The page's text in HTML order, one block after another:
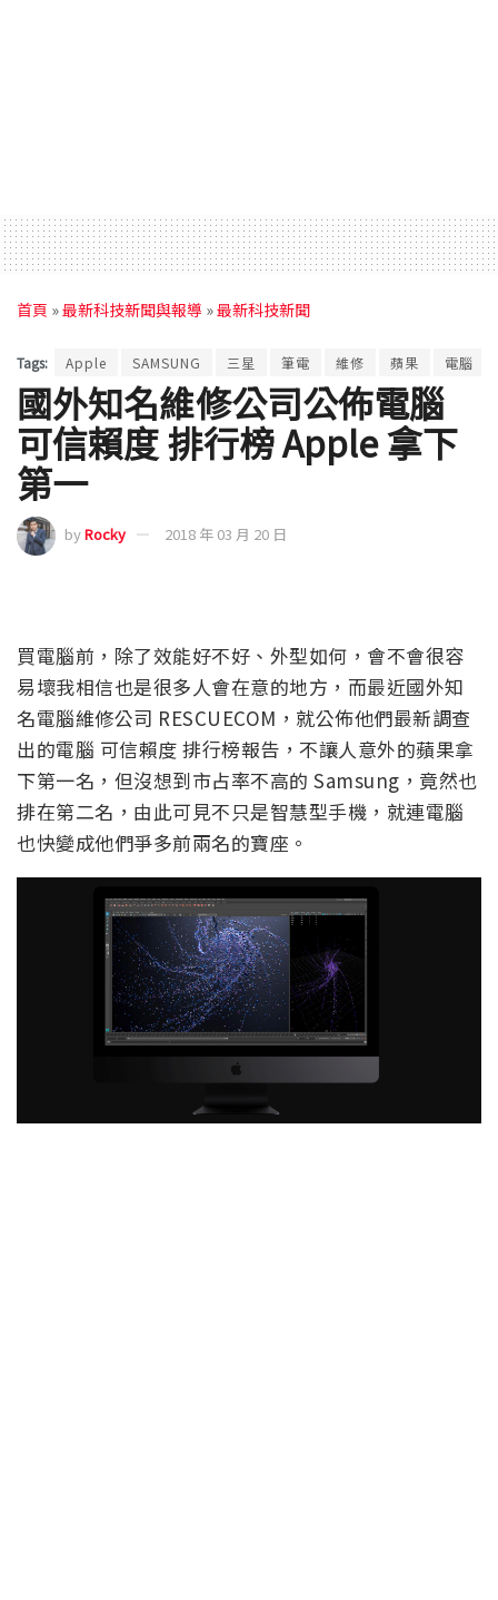
首頁 »最新科技新聞與報導 »最新科技新聞
Tags: Apple SAMSUNG 三星 筆電 維修 蘋果 電腦
國外知名維修公司公佈電腦
可信賴度 排行榜 Apple 拿下
第一
byRocky 2018 年 03 月 20 日
買電腦前，除了效能好不好、外型如何，會不會很容
易壞我相信也是很多人會在意的地方，而最近國外知
名電腦維修公司 RESCUECOM，就公佈他們最新調查
出的電腦 可信賴度 排行榜報告，不讓人意外的蘋果拿
下第一名，但沒想到市占率不高的 Samsung，竟然也
排在第二名，由此可見不只是智慧型手機，就連電腦
也快變成他們爭多前兩名的寶座。